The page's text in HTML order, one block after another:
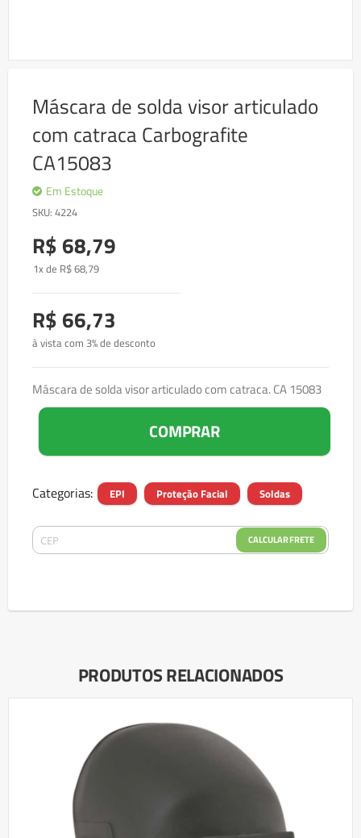
Máscara de solda visor articulado
com catraca Carbografite
CA15083
Em Estoque
SKU 4224
R$ 68,79
1x de R$68,79
R$ 66,73
à vista com 3% de desconto
Máscara de solda visor articulado com catraca. CA 15083
COMPRAR
Categorias: EPI Proteção Facial Soldas
CALCULAR FRETE
beginning
images
PRODUTOS RELACIONADOS